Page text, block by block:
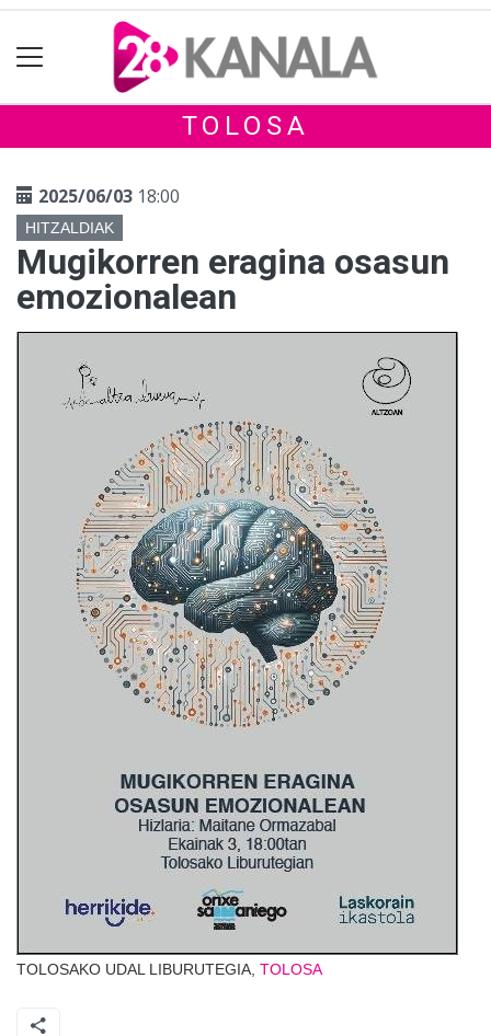
TOLOSA
2025/06/03 18:00
HITZALDIAK
Mugikorren eragina osasun
emozionalean
TOLOSAKO UDAL LIBURUTEGIA, TOLOSA